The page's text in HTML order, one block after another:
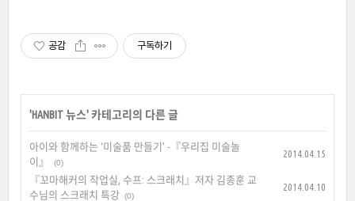
공감 구독하기
'HANBIT 뉴스' 카테고리의 다른 글
아이와 함께하는 ‘미술품 만들기’ -『우리집 미술놀
이』
(0)
2014.04.15
『꼬마해커의 작업실, 수프: 스크래치』저자 김종훈 교
수님의 스크래치 특강 (0)
2014.04.10